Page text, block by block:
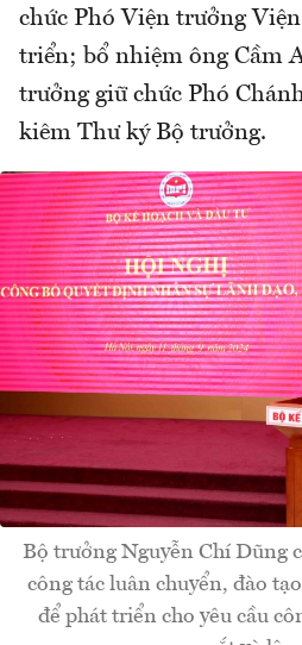
chức Phó Viện trưởng
triển; bổ nhiệm ông Cầm
trưởng giữ chức Phó
kiêm Thư ký Bộ trưởng.
Bộ trưởng Nguyễn Chí Dũng
công tác luân chuyển, đào
để phát triển cho yêu cầu